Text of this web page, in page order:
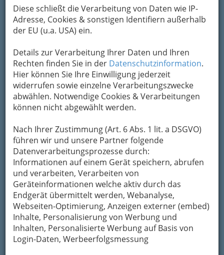
Diese schließt die Verarbeitung von Daten wie IP-
Adresse, Cookies & sonstigen Identifiern außerhalb
der EU (u.a. USA) ein.
Details zur Verarbeitung Ihrer Daten und Ihren
Rechten finden Sie in der Datenschutzinformation.
Hier können Sie Ihre Einwilligung jederzeit
widerrufen sowie einzelne Verarbeitungszwecke
abwählen. Notwendige Cookies & Verarbeitungen
können nicht abgewählt werden.
Nach Ihrer Zustimmung (Art. 6 Abs. 1 lit. a DSGVO)
führen wir und unsere Partner folgende
Datenverarbeitungsprozesse durch:
Informationen auf einem Gerät speichern, abrufen
und verarbeiten, Verarbeiten von
Geräteinformationen welche aktiv durch das
Endgerät übermittelt werden, Webanalyse,
Webseiten-Optimierung, Anzeigen externer (embed)
Inhalte, Personalisierung von Werbung und
Inhalten, Personalisierte Werbung auf Basis von
Login-Daten, Werbeerfolgsmessung
Adresse mit Google Maps anschauen
So gliedert die WKO